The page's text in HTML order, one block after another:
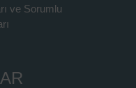
ve Sorumlu